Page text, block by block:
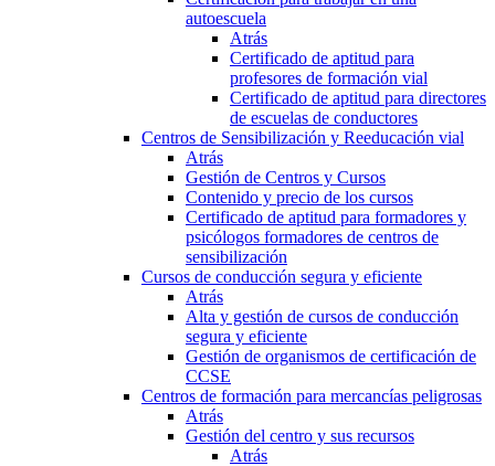
autoescuela
Atrás
Certificado de aptitud para
profesores de formación vial
Certificado de aptitud para directores
de escuelas de conductores
Centros de Sensibilización y Reeducación vial
Atrás
Gestión de Centros y Cursos
Contenido y precio de los cursos
Certificado de aptitud para formadores y
psicólogos formadores de centros de
sensibilización
Cursos de conducción segura y eficiente
Atrás
Alta y gestión de cursos de conducción
segura y eficiente
Gestión de organismos de certificación de
CCSE
Centros de formación para mercancías peligrosas
Atrás
Gestión del centro y sus recursos
Atrás